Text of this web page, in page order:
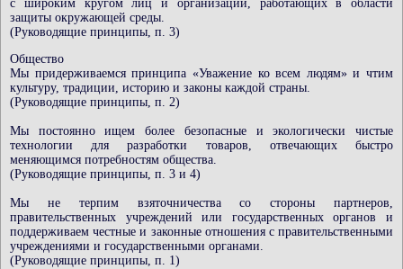
с широким кругом лиц и организаций, работающих в области
защиты окружающей среды.
(Руководящие принципы, п. 3)
Общество
Мы придерживаемся принципа «Уважение ко всем людям» и чтим
культуру, традиции, историю и законы каждой страны.
(Руководящие принципы, п. 2)
Мы постоянно ищем более безопасные и экологически чистые
технологии для разработки товаров, отвечающих быстро
меняющимся потребностям общества.
(Руководящие принципы, п. 3 и 4)
Мы не терпим взяточничества со стороны партнеров,
правительственных учреждений или государственных органов и
поддерживаем честные и законные отношения с правительственными
учреждениями и государственными органами.
(Руководящие принципы, п. 1)